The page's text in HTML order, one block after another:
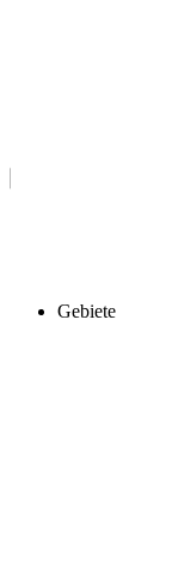
Gebiete